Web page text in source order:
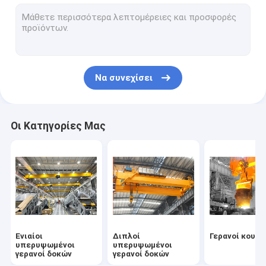
Φορητός γερανός ατσάλινων σκελετών
Γερανός ανελκυστήρων βαρκών
Γερανοί KBK
Ηλεκτρικοί ανελκυστήρες σχοινιών καλωδίων
Ηλεκτρικός ανελκυστήρας φραγμών αλυσίδων
Ηλεκτρικά βαρούλκα σχοινιών καλωδίων
Να συνεχίσει
Οι Κατηγορίες Μας
Ενιαίοι
υπερυψωμένοι
γερανοί δοκών
Διπλοί
υπερυψωμένοι
γερανοί δοκών
Γερανοί